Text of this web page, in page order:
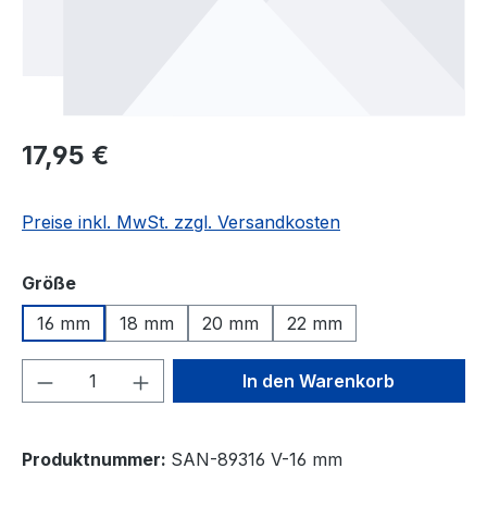
17,95 €
Preise inkl. MwSt. zzgl. Versandkosten
Größeauswählen
16 mm
18 mm 20 mm 22 mm
Produkt Anzahl: Gib denIn den Warenkorb
Produktnummer: SAN-89316 V-16 mm